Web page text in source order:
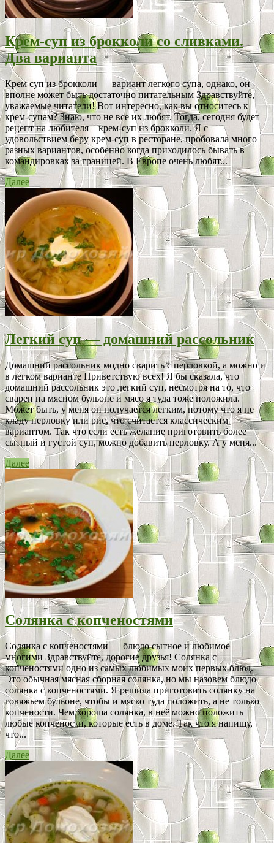
Крем-суп из брокколи со сливками.
Два варианта
Крем суп из брокколи — вариант легкого супа, однако, он
вполне может быть достаточно питательным Здравствуйте,
уважаемые читатели! Вот интересно, как вы относитесь к
крем-супам? Знаю, что не все их любят. Тогда, сегодня будет
рецепт на любителя – крем-суп из брокколи. Я с
удовольствием беру крем-суп в ресторане, пробовала много
разных вариантов, особенно когда приходилось бывать в
командировках за границей. В Европе очень любят...
Далее
Легкий суп — домашний рассольник
Домашний рассольник модно сварить с перловкой, а можно и
в легком варианте Приветствую всех! Я бы сказала, что
домашний рассольник это легкий суп, несмотря на то, что
сварен на мясном бульоне и мясо я туда тоже положила.
Может быть, у меня он получается легким, потому что я не
кладу перловку или рис, что считается классическим
вариантом. Так что если есть желание приготовить более
сытный и густой суп, можно добавить перловку. А у меня...
Далее
Солянка с копченостями
Солянка с копченостями — блюдо сытное и любимое
многими Здравствуйте, дорогие друзья! Солянка с
копченостями одно из самых любимых моих первых блюд.
Это обычная мясная сборная солянка, но мы назовем блюдо
солянка с копченостями. Я решила приготовить солянку на
говяжьем бульоне, чтобы и мяско туда положить, а не только
копчености. Чем хороша солянка, в неё можно положить
любые копчености, которые есть в доме. Так что я напишу,
что...
Далее